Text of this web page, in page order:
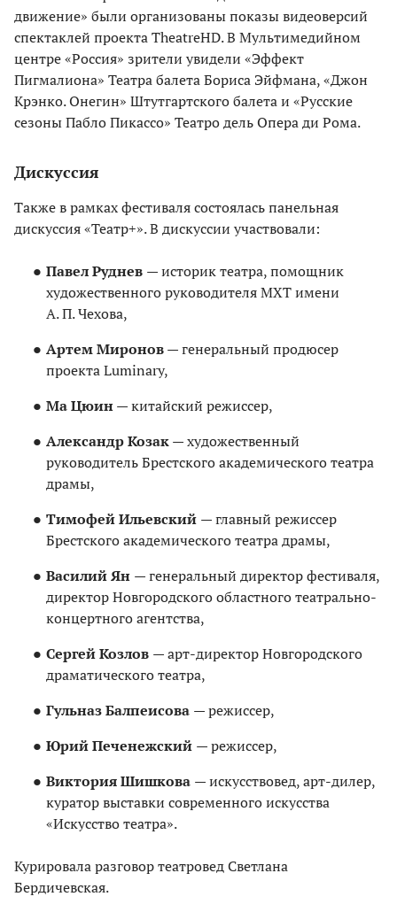
движение» были организованы показы видеоверсий
спектаклей проекта TheatreHD. В Мультимедийном
центре «Россия» зрители увидели «Эффект
Пигмалиона» Театра балета Бориса Эйфмана, «Джон
Крэнко. Онегин» Штутгартского балета и «Русские
сезоны Пабло Пикассо» Театро дель Опера ди Рома.
Дискуссия
Также в рамках фестиваля состоялась панельная
дискуссия «Театр+». В дискуссии участвовали:
Павел Руднев — историк театра, помощник
художественного руководителя МХТ имени
А. П. Чехова,
Артем Миронов— генеральный продюсер
проекта Luminary,
Ма Цюин— китайский режиссер,
Александр Козак— художественный
руководитель Брестского академического театра
драмы,
Тимофей Ильевский — главный режиссер
Брестского академического театра драмы,
Василий Ян — генеральный директор фестиваля,
директор Новгородского областного театрально-
концертного агентства,
Сергей Козлов — арт-директор Новгородского
драматического театра,
Гульназ Балпеисова — режиссер,
Юрий Печенежский — режиссер,
Виктория Шишкова — искусствовед, арт-дилер,
куратор выставки современного искусства
«Искусство театра».
Курировала разговор театровед Светлана
Бердичевская.